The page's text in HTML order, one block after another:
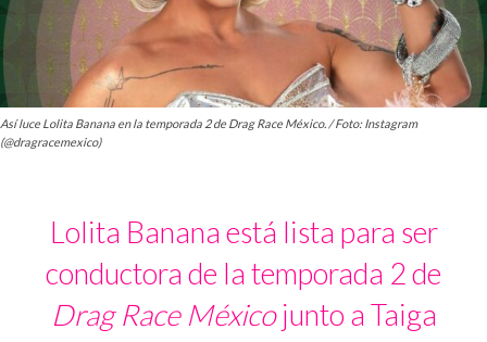
Así luce Lolita Banana en la temporada 2 de Drag Race México. / Foto: Instagram
(@dragracemexico)
Lolita Banana está lista para ser
conductora de la temporada 2 de
Drag Race Méxicojunto a Taiga